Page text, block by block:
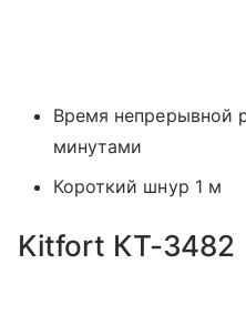
Время непрерывной
минутами
Короткий шнур 1 м
Kitfort КТ-3482